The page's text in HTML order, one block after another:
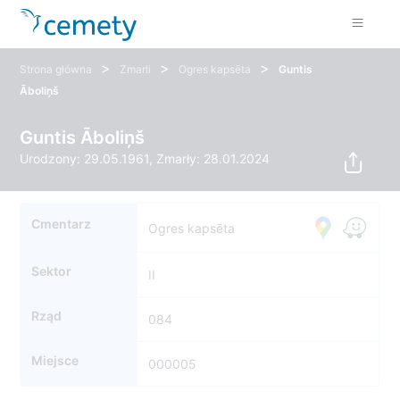
Strona główna > Zmarli > Ogres kapsēta >
Guntis
Āboliņš
Guntis Āboliņš
Urodzony: 29.05.1961, Zmarły: 28.01.2024
Cmentarz Ogres kapsēta
Sektor II
Rząd 084
Miejsce 000005